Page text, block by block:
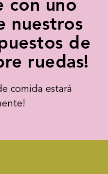
nuestros
de
ruedas!
comida estará